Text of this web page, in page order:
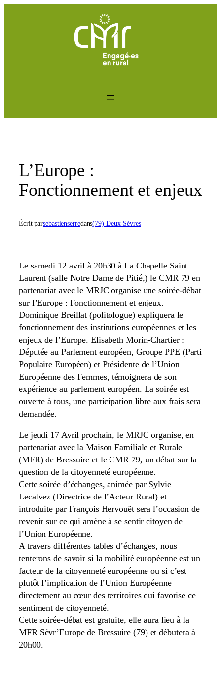
L’Europe :
Fonctionnement et enjeux
Écrit parsebastienserredans(79) Deux-Sèvres
Le samedi 12 avril à 20h30 à La Chapelle Saint
Laurent (salle Notre Dame de Pitié,) le CMR 79 en
partenariat avec le MRJC organise une soirée-débat
sur l’Europe : Fonctionnement et enjeux.
Dominique Breillat (politologue) expliquera le
fonctionnement des institutions européennes et les
enjeux de l’Europe. Elisabeth Morin-Chartier :
Députée au Parlement européen, Groupe PPE (Parti
Populaire Européen) et Présidente de l’Union
Européenne des Femmes, témoignera de son
expérience au parlement européen. La soirée est
ouverte à tous, une participation libre aux frais sera
demandée.
Le jeudi 17 Avril prochain, le MRJC organise, en
partenariat avec la Maison Familiale et Rurale
(MFR) de Bressuire et le CMR 79, un débat sur la
question de la citoyenneté européenne.
Cette soirée d’échanges, animée par Sylvie
Lecalvez (Directrice de l’Acteur Rural) et
introduite par François Hervouët sera l’occasion de
revenir sur ce qui amène à se sentir citoyen de
l’Union Européenne.
A travers différentes tables d’échanges, nous
tenterons de savoir si la mobilité européenne est un
facteur de la citoyenneté européenne ou si c’est
plutôt l’implication de l’Union Européenne
directement au cœur des territoires qui favorise ce
sentiment de citoyenneté.
Cette soirée-débat est gratuite, elle aura lieu à la
MFR Sèvr’Europe de Bressuire (79) et débutera à
20h00.